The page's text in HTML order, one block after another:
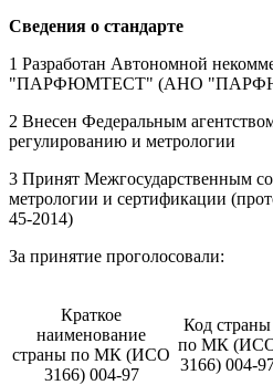
Сведения о стандарте
1 Разработан Автономной
"ПАРФЮМТЕСТ" (АНО
2 Внесен Федеральным
регулированию и метрологии
3 Принят Межгосударственным
метрологии и сертификации
45-2014)
За принятие проголосовали:
Краткое
наименование
страны по МК (ИСО
3166) 004-97
Код страны
по МК
3166) 004-